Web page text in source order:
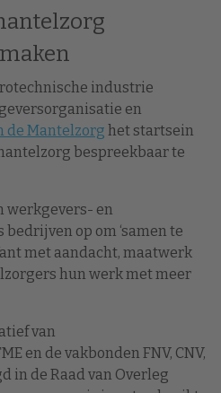
industrie
en
de Mantelzorg het startsein
bespreekbaar te
werkgevers- en
op om ‘samen te
met aandacht, maatwerk
hun werk met meer
van
en de vakbonden FNV, CNV,
in de Raad van Overleg